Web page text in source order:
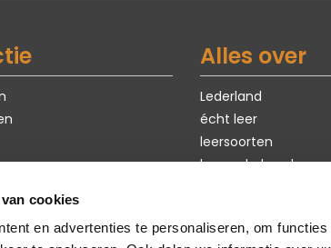
cookies
en advertenties te personaliseren, om
Alles over
Lederland
écht leer
leersoorten
leeronderhoud
maatwerk